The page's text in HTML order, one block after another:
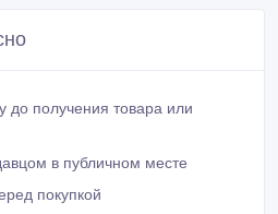
до получения товара или
в публичном месте
покупкой